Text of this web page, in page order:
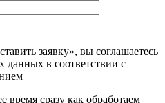
заявку», вы соглашаетесь
данных в соответствии с
сразу как обработаем